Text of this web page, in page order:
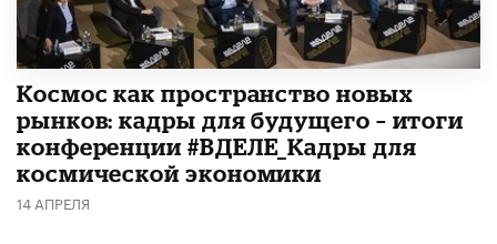
Космос как пространство новых
рынков: кадры для будущего – итоги
конференции #ВДЕЛЕ_Кадры для
космической экономики
14 АПРЕЛЯ